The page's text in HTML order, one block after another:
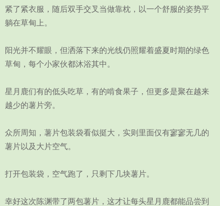
紧了紧衣服，随后双手交叉当做靠枕，以一个舒服的姿势平
躺在草甸上。
阳光并不耀眼，但洒落下来的光线仍照耀着盛夏时期的绿色
草甸，每个小家伙都沐浴其中。
星月鹿们有的低头吃草，有的啃食果子，但更多是聚在越来
越少的薯片旁。
众所周知，薯片包装袋看似挺大，实则里面仅有寥寥无几的
薯片以及大片空气。
打开包装袋，空气跑了，只剩下几块薯片。
幸好这次陈渊带了两包薯片，这才让每头星月鹿都能品尝到